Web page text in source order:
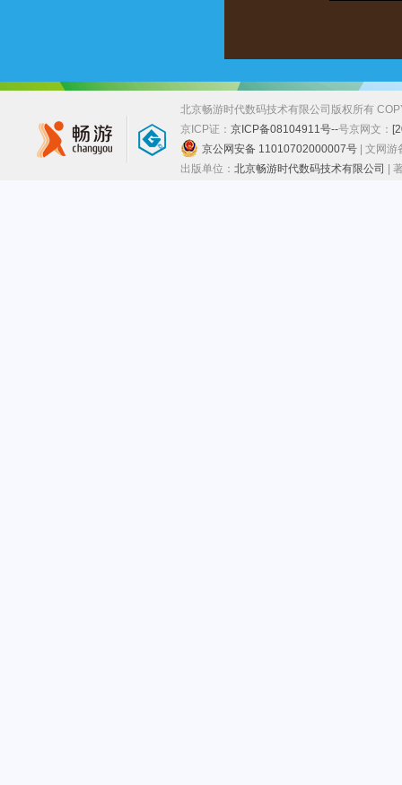
北京畅游时代数码技术有限公司版权所有
京ICP证： 京ICP备08104911号--号京网文：
京公网安备 11010702000007号 | 文网游
出版单位： 北京畅游时代数码技术有限公司 |